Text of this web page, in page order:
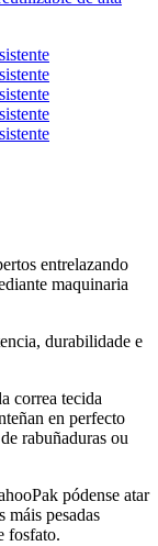
entrelazando
maquinaria
durabilidade e
correa tecida
en perfecto
rabuñaduras ou
pódense atar
máis pesadas
fosfato.